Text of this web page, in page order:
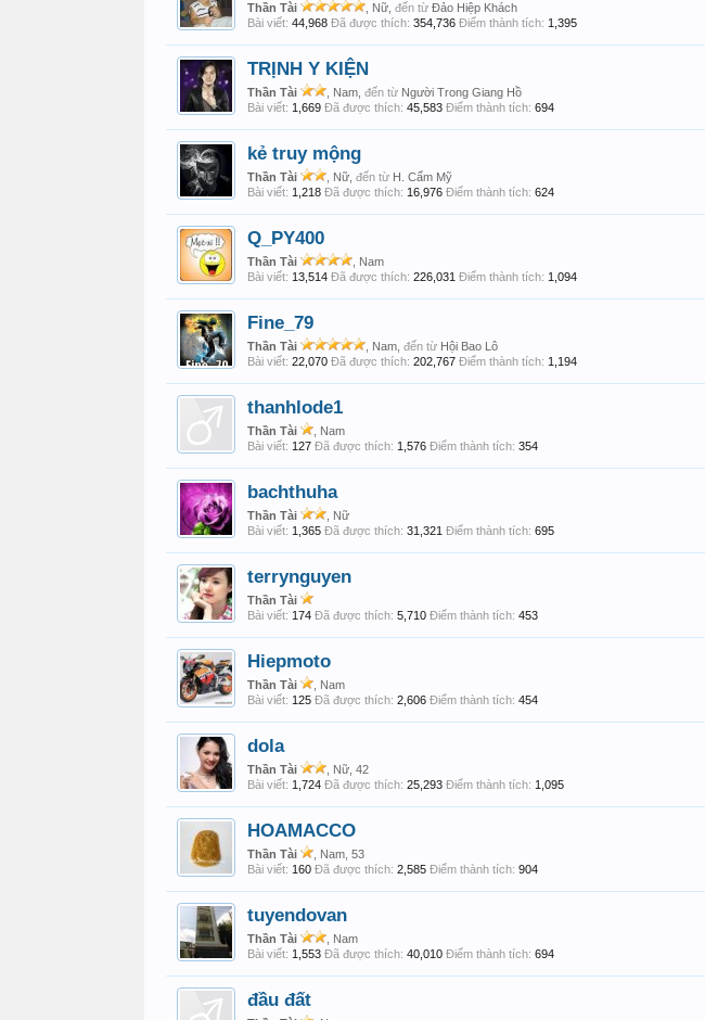
Thần Tài , Nữ, đến từ Đảo Hiệp Khách
Bài viết: 44,968 Đã được thích: 354,736 Điểm thành tích: 1,395
TRỊNH Y KIỆN
Thần Tài , Nam, đến từ Người Trong Giang Hồ
Bài viết: 1,669 Đã được thích: 45,583 Điểm thành tích: 694
kẻ truy mộng
Thần Tài , Nữ, đến từ H. Cẩm Mỹ
Bài viết: 1,218 Đã được thích: 16,976 Điểm thành tích: 624
Q_PY400
Thần Tài
, Nam
Bài viết: 13,514 Đã được thích: 226,031 Điểm thành tích: 1,094
Fine_79
Thần Tài , Nam, đến từ Hội Bao Lô
Bài viết: 22,070 Đã được thích: 202,767 Điểm thành tích: 1,194
thanhlode1
Thần Tài
, Nam
Bài viết: 127 Đã được thích: 1,576 Điểm thành tích: 354
bachthuha
Thần Tài
, Nữ
Bài viết: 1,365 Đã được thích: 31,321 Điểm thành tích: 695
terrynguyen
Thần Tài
Bài viết: 174 Đã được thích: 5,710 Điểm thành tích: 453
Hiepmoto
Thần Tài
, Nam
Bài viết: 125 Đã được thích: 2,606 Điểm thành tích: 454
dola
Thần Tài
, Nữ, 42
Bài viết: 1,724 Đã được thích: 25,293 Điểm thành tích: 1,095
HOAMACCO
Thần Tài
, Nam, 53
Bài viết: 160 Đã được thích: 2,585 Điểm thành tích: 904
tuyendovan
Thần Tài
, Nam
Bài viết: 1,553 Đã được thích: 40,010 Điểm thành tích: 694
đầu đất